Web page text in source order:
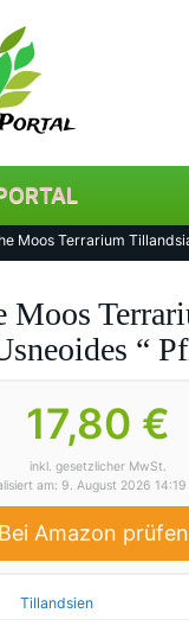
Moos Terrarium
Moos
“
17,80 €
inkl. gesetzlicher MwSt.
am: 9. August 2026 14:19
Bei Amazon
Tillandsien